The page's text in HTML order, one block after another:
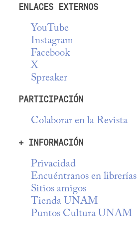
ENLACES EXTERNOS
YouTube
Instagram
Facebook
X
Spreaker
PARTICIPACIÓN
Colaborar en la Revista
+ INFORMACIÓN
Privacidad
Encuéntranos en librerías
Sitios amigos
Tienda UNAM
Puntos Cultura UNAM